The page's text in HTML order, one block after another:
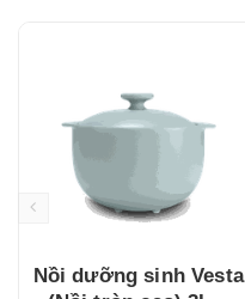
Nồi dưỡng sinh Vesta